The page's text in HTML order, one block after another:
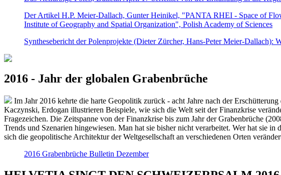
Der Artikel H.P. Meier-Dallach, Gunter Heinikel, "PANTA RHEI - Space of
Institute of Geography and Spatial Organization", Polish Academy of Sciences
Synthesebericht der Polenprojekte (Dieter Zürcher, Hans-Peter Meier-Dallach):
2016 - Jahr der globalen Grabenbrüche
Im Jahr 2016 kehrte die harte Geopolitik zurück - acht Jahre nach der
Kaczynski, Erdogan illustrieren Beispiele, wie sich die Welt seit der Finanzkrise
Fragezeichen. Die Zeitspanne von der Finanzkrise bis zum Jahr der Grabenbrüche
Trends und Szenarien hingewiesen. Man hat sie bisher nicht verarbeitet. Wer hat sie
sich die geopolitische Architektur der Weltgesellschaft an verschiedenen Orten
2016 Grabenbrüche Bulletin Dezember